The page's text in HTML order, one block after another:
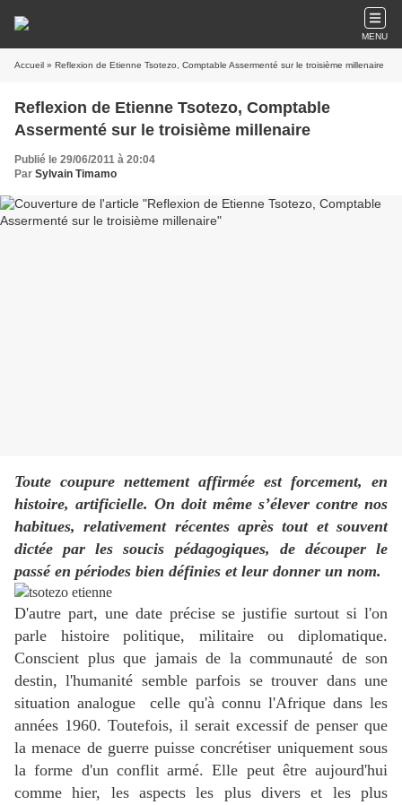
MENU
Accueil » Reflexion de Etienne Tsotezo, Comptable Assermenté sur le troisième millenaire
Reflexion de Etienne Tsotezo, Comptable
Assermenté sur le troisième millenaire
Publié le 29/06/2011 à 20:04
Par Sylvain Timamo
Toute coupure nettement affirmée est forcement, en
histoire, artificielle. On doit même s’élever contre nos
habitues, relativement récentes après tout et souvent
dictée par les soucis pédagogiques, de découper le
passé en périodes bien définies et leur donner un nom.
D'autre part, une date précise se justifie surtout si l'on
parle histoire politique, militaire ou diplomatique.
Conscient plus que jamais de la communauté de son
destin, l'humanité semble parfois se trouver dans une
situation analogue celle qu'à connu l'Afrique dans les
années 1960. Toutefois, il serait excessif de penser que
la menace de guerre puisse concrétiser uniquement sous
la forme d'un conflit armé. Elle peut être aujourd'hui
comme hier, les aspects les plus divers et les plus